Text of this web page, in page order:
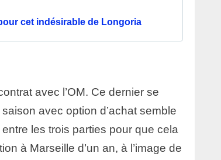
cet indésirable de Longoria
avec l’OM. Ce dernier se
avec option d’achat semble
les trois parties pour que cela
à Marseille d’un an, à l’image de